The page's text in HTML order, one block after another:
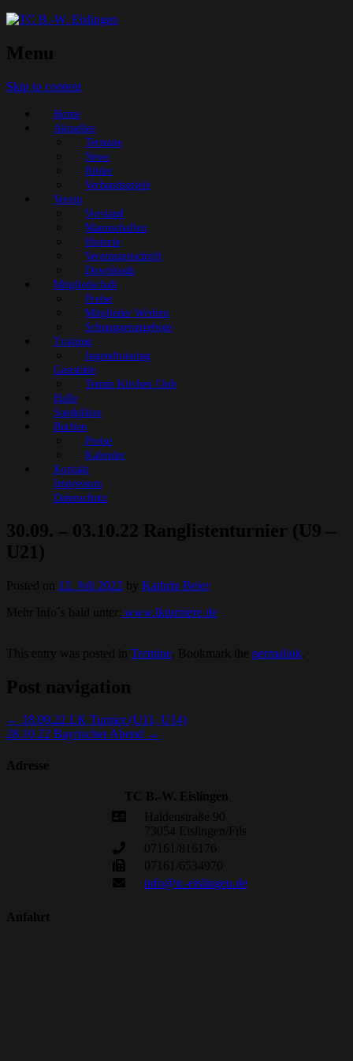
Menu
Skip to content
Home
Aktuelles
Termine
News
Bilder
Verbandsspiele
Verein
Vorstand
Mannschaften
Historie
Vereinszeitschrift
Downloads
Mitgliedschaft
Preise
Mitglieder Werben
Schnupperangebote
Training
Jugendtraining
Gaststätte
Tennis Kitchen Club
Halle
Sandplätze
Buchen
Preise
Kalender
Kontakt
Impressum
Datenschutz
30.09. – 03.10.22 Ranglistenturnier (U9 –
U21)
Posted on 12. Juli 2022 by Kathrin Beier
Mehr Info´s bald unter:
www.lkturniere.de
This entry was posted in Termine . Bookmark the permalink
Post navigation
← 18.09.22 LK Turnier (U11, U14)
28.10.22 Bayrischer Abend →
Adresse
TC B.-W. Eislingen
Haldenstraße 90
73054 Eislingen/Fils
07161/816176
07161/6534970
info@tc-eislingen.de
Anfahrt